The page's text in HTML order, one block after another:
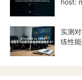
实测
练性